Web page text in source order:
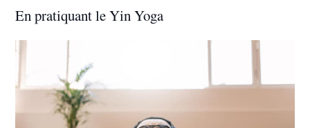
En pratiquant le Yin Yoga